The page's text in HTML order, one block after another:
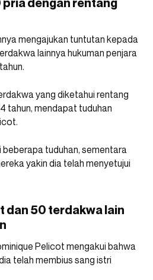
mengajukan tuntutan kepada
lainnya hukuman penjara
yang diketahui rentang
tahun, mendapat tuduhan
tuduhan, sementara
yakin dia telah menyetujui
dan 50 terdakwa lain
Pelicot mengakui bahwa
telah membius sang istri